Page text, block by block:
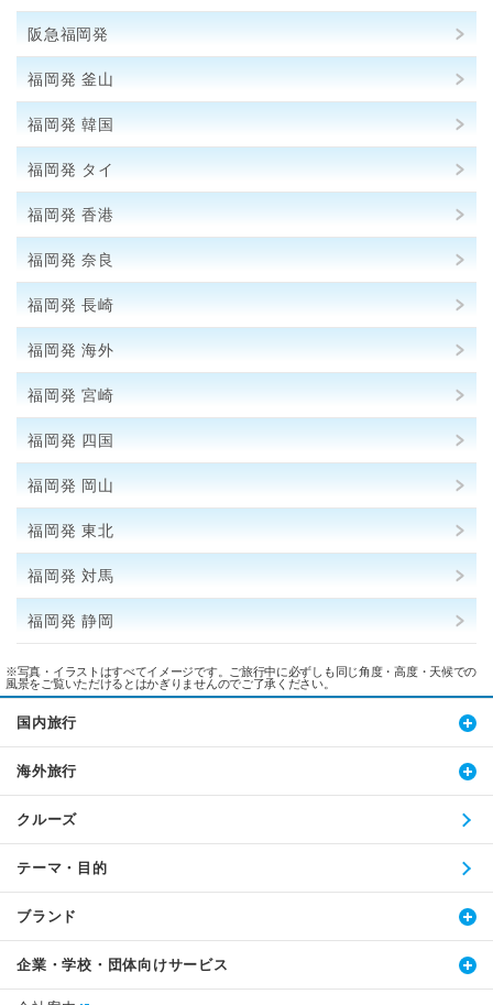
阪急福岡発
福岡発 釜山
福岡発 韓国
福岡発 タイ
福岡発 香港
福岡発 奈良
福岡発 長崎
福岡発 海外
福岡発 宮崎
福岡発 四国
福岡発 岡山
福岡発 東北
福岡発 対馬
福岡発 静岡
※写真・イラストはすべてイメージです。ご旅行中に必ずしも同じ角度・高度・天候での
風景をご覧いただけるとはかぎりませんのでご了承ください。
国内旅行
海外旅行
クルーズ
テーマ・目的
ブランド
企業・学校・団体向けサービス